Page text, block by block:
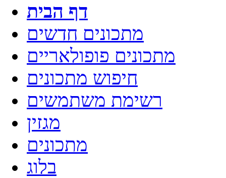
דף הבית
מתכונים חדשים
מתכונים פופולאריים
חיפוש מתכונים
רשימת משתמשים
מגזין
מתכונים
בלוג